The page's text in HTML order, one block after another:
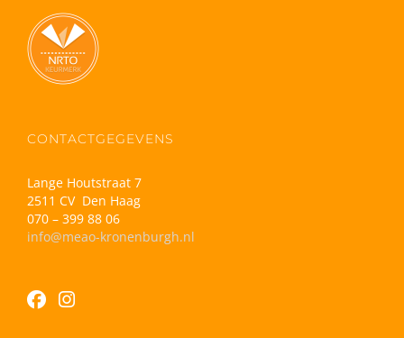
CONTACTGEGEVENS
Lange Houtstraat 7
2511 CV Den Haag
070 – 399 88 06
info@meao-kronenburgh.nl